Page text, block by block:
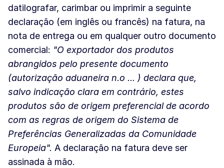
datilografar, carimbar ou imprimir a seguinte
declaração (em inglês ou francês) na fatura, na
nota de entrega ou em qualquer outro documento
comercial: "O exportador dos produtos
abrangidos pelo presente documento
(autorização aduaneira n.o ... ) declara que,
salvo indicação clara em contrário, estes
produtos são de origem preferencial de acordo
com as regras de origem do Sistema de
Preferências Generalizadas da Comunidade
Europeia". A declaração na fatura deve ser
assinada à mão.